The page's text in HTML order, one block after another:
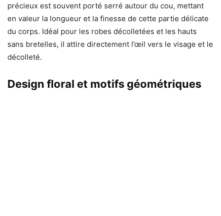
précieux est souvent porté serré autour du cou, mettant
en valeur la longueur et la finesse de cette partie délicate
du corps. Idéal pour les robes décolletées et les hauts
sans bretelles, il attire directement l’œil vers le visage et le
décolleté.
Design floral et motifs géométriques